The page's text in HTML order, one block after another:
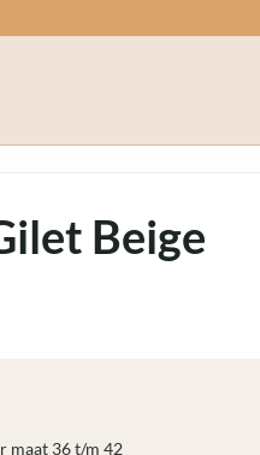
Beige
maat 36 t/m 42